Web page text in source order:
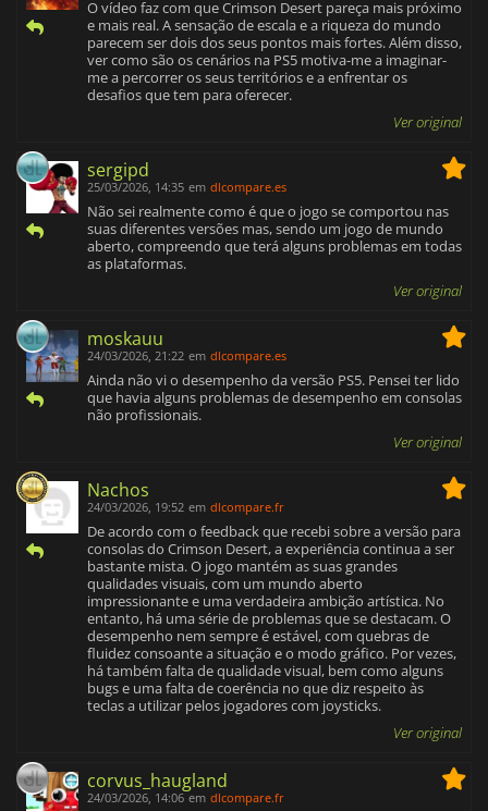
O vídeo faz com que Crimson Desert pareça mais próximo
e mais real. A sensação de escala e a riqueza do mundo
parecem ser dois dos seus pontos mais fortes. Além disso,
ver como são os cenários na PS5 motiva-me a imaginar-
me a percorrer os seus territórios e a enfrentar os
desafios que tem para oferecer.
Ver original
sergipd
25/03/2026, 14:35 em dlcompare.es
Não sei realmente como é que o jogo se comportou nas
suas diferentes versões mas, sendo um jogo de mundo
aberto, compreendo que terá alguns problemas em todas
as plataformas.
Ver original
moskauu
24/03/2026, 21:22 em dlcompare.es
Ainda não vi o desempenho da versão PS5. Pensei ter lido
que havia alguns problemas de desempenho em consolas
não profissionais.
Ver original
Nachos
24/03/2026, 19:52 em dlcompare.fr
De acordo com o feedback que recebi sobre a versão para
consolas do Crimson Desert, a experiência continua a ser
bastante mista. O jogo mantém as suas grandes
qualidades visuais, com um mundo aberto
impressionante e uma verdadeira ambição artística. No
entanto, há uma série de problemas que se destacam. O
desempenho nem sempre é estável, com quebras de
fluidez consoante a situação e o modo gráfico. Por vezes,
há também falta de qualidade visual, bem como alguns
bugs e uma falta de coerência no que diz respeito às
teclas a utilizar pelos jogadores com joysticks.
Ver original
corvus_haugland
24/03/2026, 14:06 em dlcompare.fr